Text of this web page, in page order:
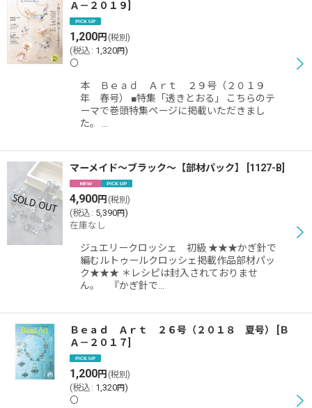
Ａ－２０１９
1,200円 (税別)
(税込 : 1,320円)
〇
本 Ｂｅａｄ Ａｒｔ ２９号（２０１９
年 春号） ■特集「透きとおる」 こちらのテ
ーマで巻頭特集ページに掲載いただきまし
た。 …
マーメイド〜ブラック〜【部材パック】 1127-B
4,900円 (税別)
(税込 : 5,390円)
在庫なし
ジュエリークロッシェ 初級 ★★★かぎ針で
編むルトゥールクロッシェ掲載作品部材パッ
ク★★★ ＊レシピは封入されておりませ
ん。 『かぎ針で…
Ｂｅａｄ Ａｒｔ ２６号（２０１８ 夏号）
Ｂ
Ａ－２０１７
1,200円 (税別)
(税込 : 1,320円)
〇